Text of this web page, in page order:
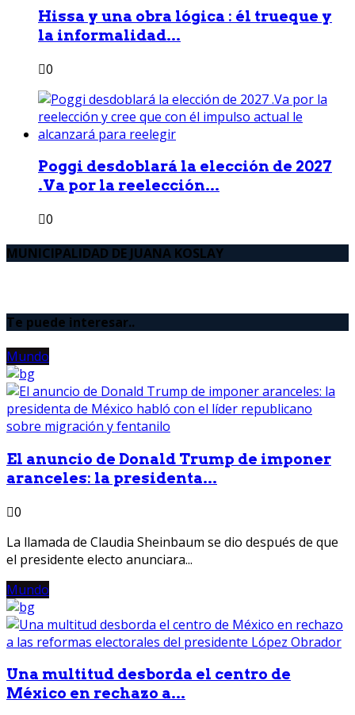
Hissa y una obra lógica : él trueque y
la informalidad...
0
Poggi desdoblará la elección de 2027
.Va por la reelección...
0
MUNICIPALIDAD DE JUANA KOSLAY
Te puede interesar..
Mundo
El anuncio de Donald Trump de imponer
aranceles: la presidenta...
0
La llamada de Claudia Sheinbaum se dio después de que
el presidente electo anunciara...
Mundo
Una multitud desborda el centro de
México en rechazo a...